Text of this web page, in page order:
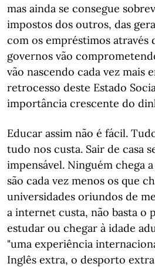
mas ainda se consegue
impostos dos outros, das
com os empréstimos através
governos vão
vão nascendo cada vez mais
retrocesso deste Estado
importância crescente do
Educar assim não é fácil.
tudo nos custa. Sair de casa
impensável. Ninguém chega
são cada vez menos os que
universidades oriundos de
a internet custa, não basta o
estudar ou chegar à idade
"uma experiência
Inglês extra, o desporto